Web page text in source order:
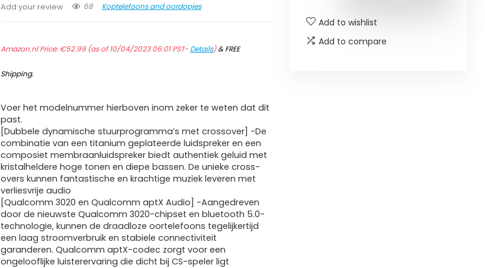
Add your review 68 Koptelefoons and oordopjes
Amazon.nl Price:€52.99(as of 10/04/2023 06:01 PST- Details)&FREE
Shipping.
Voer het modelnummer hierboven inom zeker te weten dat dit
past.
[Dubbele dynamische stuurprogramma’s met crossover] -De
combinatie van een titanium geplateerde luidspreker en een
composiet membraanluidspreker biedt authentiek geluid met
kristalheldere hoge tonen en diepe bassen. De unieke cross-
overs kunnen fantastische en krachtige muziek leveren met
verliesvrije audio
[Qualcomm 3020 en Qualcomm aptX Audio] -Aangedreven
door de nieuwste Qualcomm 3020-chipset en bluetooth 5.0-
technologie, kunnen de draadloze oortelefoons tegelijkertijd
een laag stroomverbruik en stabiele connectiviteit
garanderen. Qualcomm aptX-codec zorgt voor een
ongelooflijke luisterervaring die dicht bij CS-speler ligt
Add to wishlist
Add to compare